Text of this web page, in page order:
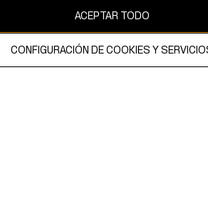
web está protegido por copyright y es
ACEPTAR TODO
CONFIGURACIÓN DE COOKIES Y